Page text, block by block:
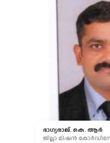
ഭാഗ്യരാജ്. കെ. ആർ
ജില്ലാ മിഷൻ